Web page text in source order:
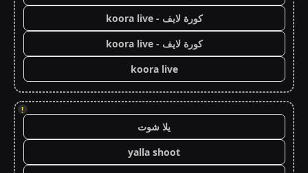
كورة لايف - koora live
كورة لايف - koora live
koora live
!
يلا شوت
yalla shoot